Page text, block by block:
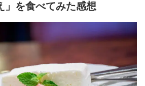
」を食べてみた感想